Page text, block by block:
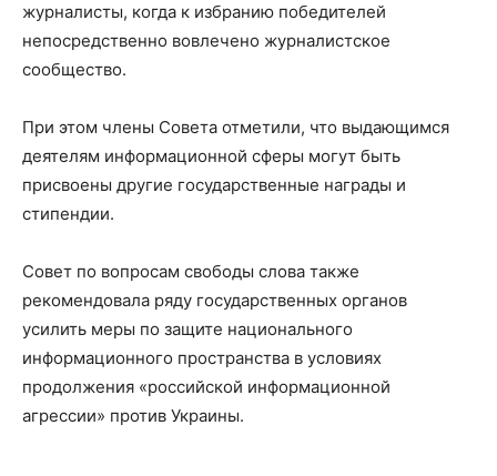
журналисты, когда к избранию победителей
непосредственно вовлечено журналистское
сообщество.
При этом члены Совета отметили, что выдающимся
деятелям информационной сферы могут быть
присвоены другие государственные награды и
стипендии.
Совет по вопросам свободы слова также
рекомендовала ряду государственных органов
усилить меры по защите национального
информационного пространства в условиях
продолжения «российской информационной
агрессии» против Украины.